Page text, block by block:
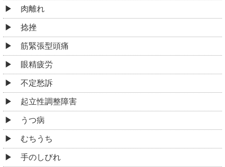
肉離れ
捻挫
筋緊張型頭痛
眼精疲労
不定愁訴
起立性調整障害
うつ病
むちうち
手のしびれ